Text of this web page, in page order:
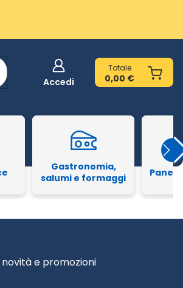
Accedi
Totale
0,00 €
Gastronomia,
salumi e formaggi
Pane
e promozioni